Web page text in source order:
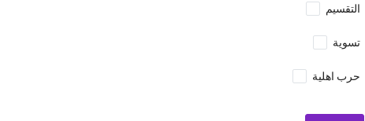
التقسيم
تسوية
حرب اهلية